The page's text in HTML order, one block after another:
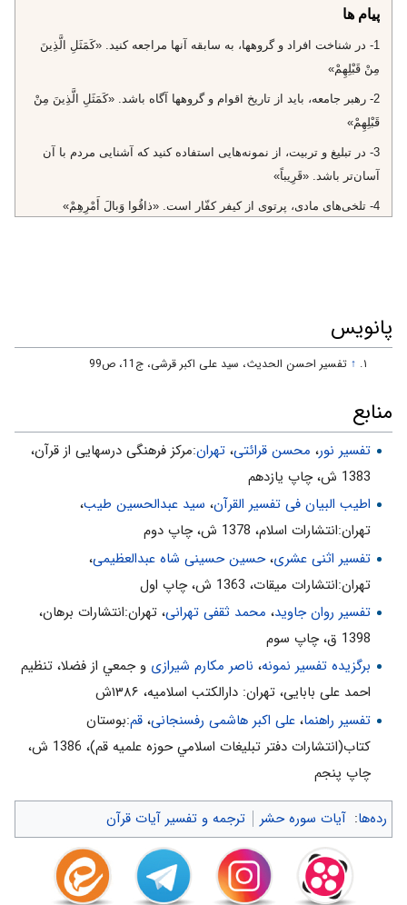
پیام ها
1- در شناخت افراد و گروهها، به سابقه آنها مراجعه كنيد. «كَمَثَلِ الَّذِينَ
مِنْ قَبْلِهِمْ»
2- رهبر جامعه، بايد از تاريخ اقوام و گروهها آگاه باشد. «كَمَثَلِ الَّذِينَ مِنْ
قَبْلِهِمْ»
3- در تبليغ و تربيت، از نمونه‌هايى استفاده كنيد كه آشنايى مردم با آن
آسان‌تر باشد. «قَرِيباً»
4- تلخى‌هاى مادى، پرتوى از كيفر كفّار است. «ذاقُوا وَبالَ أَمْرِهِمْ»
7- همكارى با منافقان، هم در دنيا عذاب دارد و هم در آخرت. «ذاقُوا
وَبالَ أَمْرِهِمْ وَ لَهُمْ عَذابٌ أَلِيمٌ»
پانویس
↑ تفسير احسن الحديث، سید علی اکبر قرشی، ج11، ص99
منابع
تفسیر نور، محسن قرائتی، تهران:مركز فرهنگى درسهايى از قرآن،
1383 ش، چاپ يازدهم
اطیب البیان فی تفسیر القرآن‌، سید عبدالحسین طیب،
تهران:انتشارات اسلام‌، 1378 ش‌، چاپ دوم‌
تفسیر اثنی عشری،حسین حسینی شاه عبدالعظیمی،
تهران:انتشارات ميقات، 1363 ش، چاپ اول
تفسیر روان جاوید، محمد ثقفی تهرانی، تهران:انتشارات برهان،
1398 ق، چاپ سوم
برگزیده تفسیر نمونه، ناصر مکارم شیرازی و جمعي از فضلا، تنظیم
احمد علی بابایی، تهران: دارالکتب اسلامیه، ۱۳۸۶ش
تفسیر راهنما، علی اکبر هاشمی رفسنجانی، قم:بوستان
كتاب(انتشارات دفتر تبليغات اسلامي حوزه علميه قم)، 1386 ش‌،
چاپ پنجم‌
رده‌ها: آیات سوره حشر ترجمه و تفسیر آیات قرآن